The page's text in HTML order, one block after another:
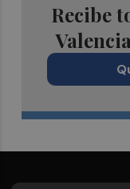
Recibe